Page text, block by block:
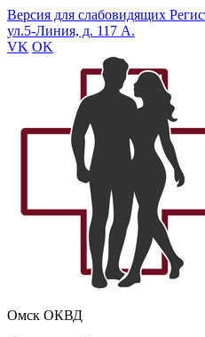
Версия для слабовидящих
ул.5-Линия, д. 117 А.
VK OK
Омск ОКВД